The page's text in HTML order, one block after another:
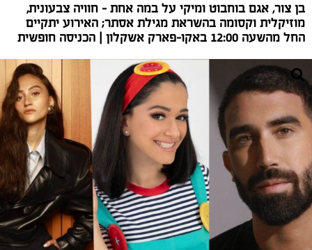
בן צור, אגם בוחבוט ומיקי על במה אחת - חוויה צבעונית,
מוזיקלית וקסומה בהשראת מגילת אסתר; האירוע יתקיים
החל מהשעה 12:00 באקו-פארק אשקלון | הכניסה חופשית